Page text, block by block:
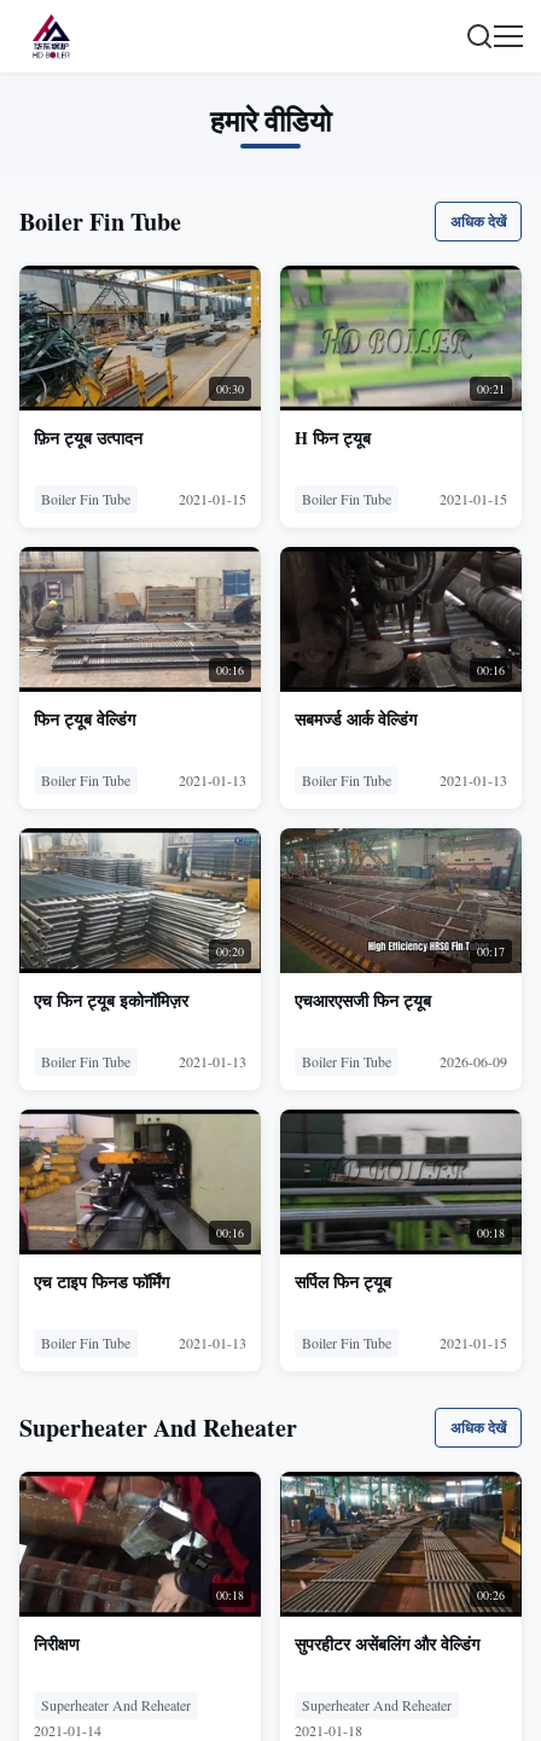
हमारे वीडियो
Boiler Fin Tube अधिक देखें
00:30
फ़िन ट्यूब उत्पादन
Boiler Fin Tube 2021-01-15
00:21
H फिन ट्यूब
Boiler Fin Tube 2021-01-15
00:16
फिन ट्यूब वेल्डिंग
Boiler Fin Tube 2021-01-13
00:16
सबमर्ज्ड आर्क वेल्डिंग
Boiler Fin Tube 2021-01-13
00:20
एच फिन ट्यूब इकोनॉमिज़र
Boiler Fin Tube 2021-01-13
00:17
एचआरएसजी फिन ट्यूब
Boiler Fin Tube 2026-06-09
00:16
एच टाइप फिनड फॉर्मिंग
Boiler Fin Tube 2021-01-13
00:18
सर्पिल फिन ट्यूब
Boiler Fin Tube 2021-01-15
Superheater And Reheater अधिक देखें
00:18
निरीक्षण
Superheater And Reheater
2021-01-14
00:26
सुपरहीटर असेंबलिंग और वेल्डिंग
Superheater And Reheater
2021-01-18